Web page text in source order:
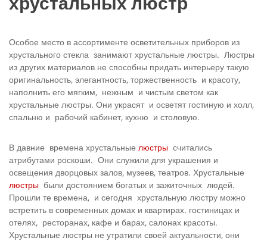
Особое место в ассортименте осветительных приборов из
хрустального стекла занимают хрустальные люстры. Люстры
из других материалов не способны придать интерьеру такую
оригинальность, элегантность, торжественность и красоту,
наполнить его мягким, нежным и чистым светом как
хрустальные люстры. Они украсят и осветят гостиную и холл,
спальню и рабочий кабинет, кухню и столовую.
В давние времена хрустальные люстры считались
атрибутами роскоши. Они служили для украшения и
освещения дворцовых залов, музеев, театров. Хрустальные
люстры были достоянием богатых и зажиточных людей.
Прошли те времена, и сегодня хрустальную люстру можно
встретить в современных домах и квартирах. гостиницах и
отелях, ресторанах, кафе и барах, салонах красоты.
Хрустальные люстры не утратили своей актуальности, они